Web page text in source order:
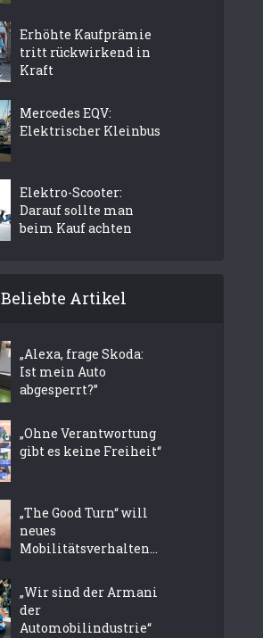
Erhöhte Kaufprämie
tritt rückwirkend in
Kraft
Mercedes EQV:
Elektrischer Kleinbus
Elektro-Scooter:
Darauf sollte man
beim Kauf achten
Beliebte Artikel
„Alexa, frage Skoda:
Ist mein Auto
abgesperrt?”
„Ohne Verantwortung
gibt es keine Freiheit“
„The Good Turn“ will
neues
Mobilitätsverhalten...
„Wir sind der Armani
der
Automobilindustrie“